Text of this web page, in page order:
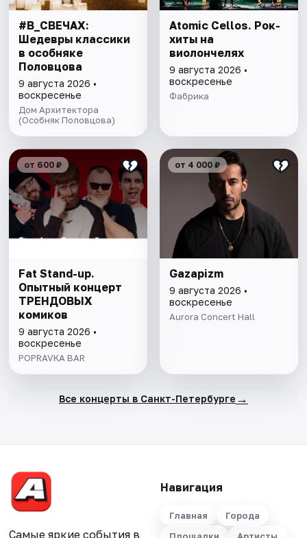
#В_СВЕЧАХ:
Шедевры классики
в особняке
Половцова
9 августа 2026 •
воскресенье
Дом Архитектора
(Особняк Половцова)
Atomic Cellos. Рок-
хиты на
виолончелях
9 августа 2026 •
воскресенье
Фабрика
от 600 ₽
Fat Stand-up.
Опытный концерт
ТРЕНДОВЫХ
комиков
9 августа 2026 •
воскресенье
POPRAVKA BAR
от 4 000 ₽
Gazapizm
9 августа 2026 •
воскресенье
Aurora Concert Hall
Все концерты в Санкт-Петербурге →
Самые яркие события в
Навигация
Главная
Города